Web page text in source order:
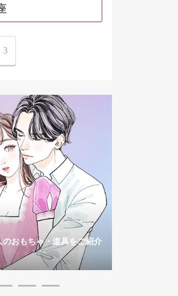
3
おもちゃ・道具をご紹介